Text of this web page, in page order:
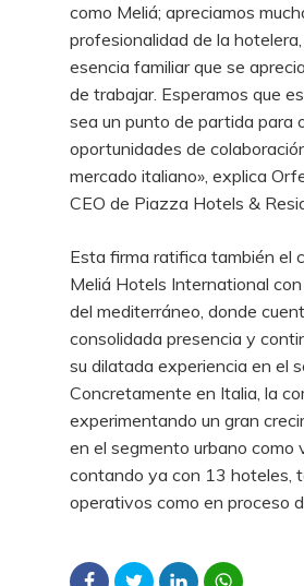
como Meliá; apreciamos
profesionalidad de la
esencia familiar que se
de trabajar. Esperamos que
sea un punto de partida para
oportunidades de
mercado italiano», explica
CEO de Piazza Hotels &
Esta firma ratifica también el
Meliá Hotels International
del mediterráneo, donde
consolidada presencia y
su dilatada experiencia en el
Concretamente en Italia, la
experimentando un gran
en el segmento urbano como
contando ya con 13 hoteles,
operativos como en proceso